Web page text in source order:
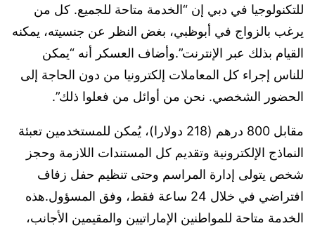
للتكنولوجيا في دبي إن “الخدمة متاحة للجميع. كل من
يرغب بالزواج في أبوظبي، بغض النظر عن جنسيته، يمكنه
القيام بذلك عبر الإنترنت”.وأضاف العسكر أنه “يمكن
للناس إجراء كل المعاملات إلكترونيا من دون الحاجة إلى
الحضور الشخصي. نحن من أوائل من فعلوا ذلك”.
مقابل 800 درهم (218 دولارا)، يُمكن للمستخدمين تعبئة
النماذج الإلكترونية وتقديم كل المستندات اللازمة وحجز
شخص يتولى إدارة المراسم وحتى تنظيم حفل زفاف
افتراضي في خلال 24 ساعة فقط، وفق المسؤول.هذه
الخدمة متاحة للمواطنين الإماراتيين والمقيمين الأجانب،